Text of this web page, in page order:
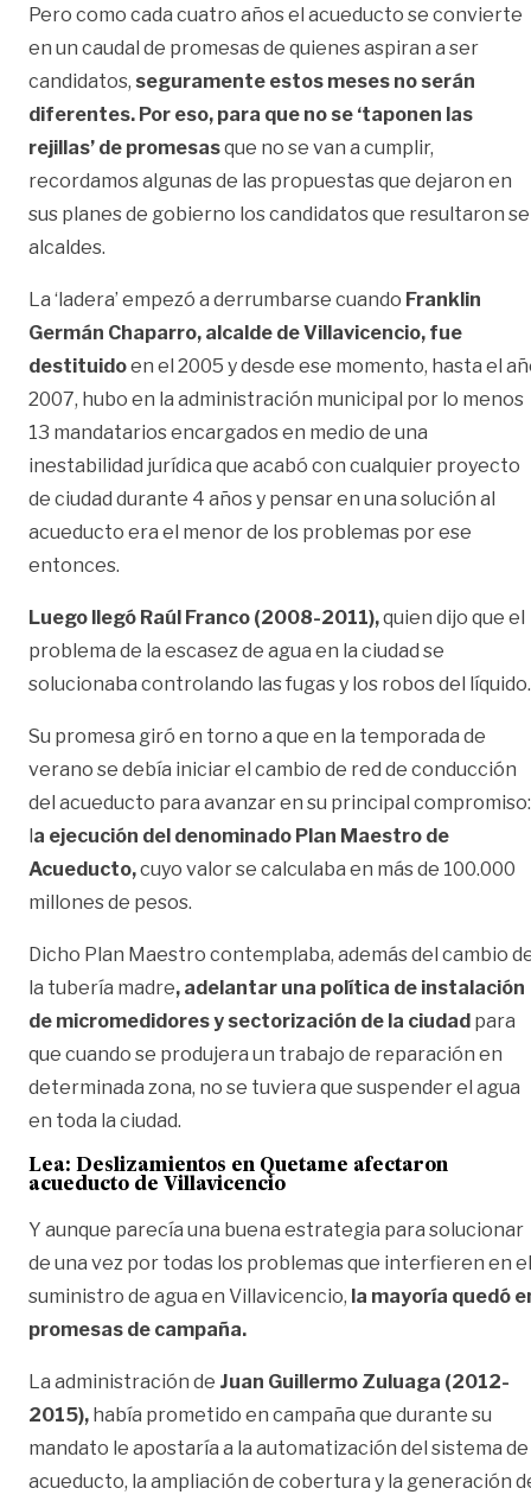
Pero como cada cuatro años el acueducto se convierte
en un caudal de promesas de quienes aspiran a ser
candidatos, seguramente estos meses no serán
diferentes. Por eso, para que no se ‘taponen las
rejillas’ de promesasque no se van a cumplir,
recordamos algunas de las propuestas que dejaron en
sus planes de gobierno los candidatos que resultaron
alcaldes.
La ‘ladera’ empezó a derrumbarse cuando Franklin
Germán Chaparro, alcalde de Villavicencio, fue
destituidoen el 2005 y desde ese momento, hasta el
2007, hubo en la administración municipal por lo menos
13 mandatarios encargados en medio de una
inestabilidad jurídica que acabó con cualquier proyecto
de ciudad durante 4 años y pensar en una solución al
acueducto era el menor de los problemas por ese
entonces.
Luego llegó Raúl Franco (2008-2011),quien dijo que el
problema de la escasez de agua en la ciudad se
solucionaba controlando las fugas y los robos del líquido.
Su promesa giró en torno a que en la temporada de
verano se debía iniciar el cambio de red de conducción
del acueducto para avanzar en su principal compromiso:
la ejecución del denominado Plan Maestro de
Acueducto,cuyo valor se calculaba en más de 100.000
millones de pesos.
Dicho Plan Maestro contemplaba, además del cambio
la tubería madre, adelantar una política de instalación
de micromedidores y sectorización de la ciudad para
que cuando se produjera un trabajo de reparación en
determinada zona, no se tuviera que suspender el agua
en toda la ciudad.
Lea: Deslizamientos en Quetame afectaron
acueducto de Villavicencio
Y aunque parecía una buena estrategia para solucionar
de una vez por todas los problemas que interfieren en el
suministro de agua en Villavicencio, la mayoría quedó
promesas de campaña.
La administración de Juan Guillermo Zuluaga (2012-
2015), había prometido en campaña que durante su
mandato le apostaría a la automatización del sistema de
acueducto, la ampliación de cobertura y la generación